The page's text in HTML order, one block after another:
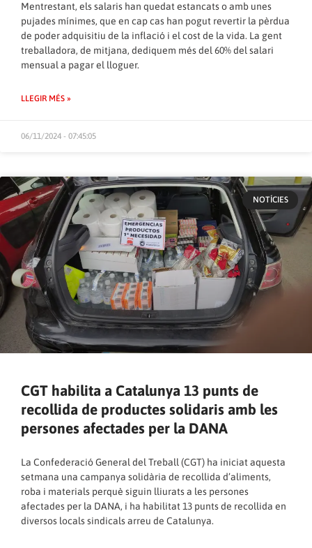
Mentrestant, els salaris han quedat estancats o amb unes
pujades mínimes, que en cap cas han pogut revertir la pèrdua
de poder adquisitiu de la inflació i el cost de la vida. La gent
treballadora, de mitjana, dediquem més del 60% del salari
mensual a pagar el lloguer.
LLEGIR MÉS »
06/11/2024 - 07:45:05
NOTÍCIES
CGT habilita a Catalunya 13 punts de
recollida de productes solidaris amb les
persones afectades per la DANA
La Confederació General del Treball (CGT) ha iniciat aquesta
setmana una campanya solidària de recollida d’aliments,
roba i materials perquè siguin lliurats a les persones
afectades per la DANA, i ha habilitat 13 punts de recollida en
diversos locals sindicals arreu de Catalunya.